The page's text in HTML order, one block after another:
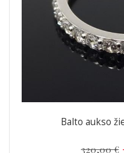
Balto aukso
320,00 €